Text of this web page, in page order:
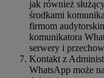
jak również
środkami
firmom
komunikatora
serwery i
Kontakt z
WhatsApp może